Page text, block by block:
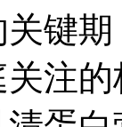
键
注